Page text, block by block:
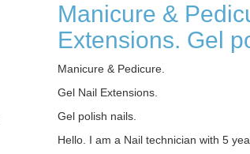
Manicure &
Extensions. Gel
Manicure & Pedicure.
Gel Nail Extensions.
Gel polish nails.
Hello. I am a Nail technician with 5